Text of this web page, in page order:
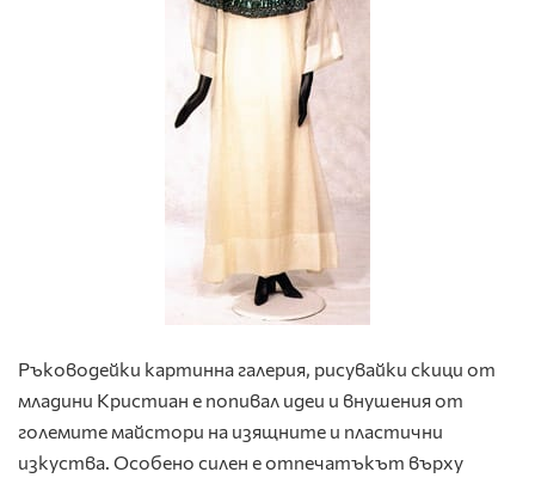
Ръководейки картинна галерия, рисувайки скици от
младини Кристиан е попивал идеи и внушения от
големите майстори на изящните и пластични
изкуства. Особено силен е отпечатъкът върху